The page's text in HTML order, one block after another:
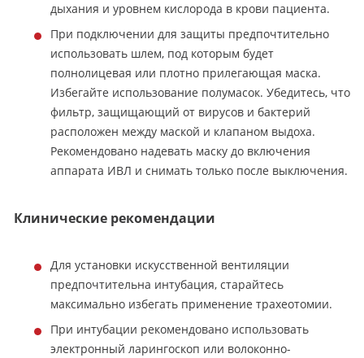
дыхания и уровнем кислорода в крови пациента.
При подключении для защиты предпочтительно
использовать шлем, под которым будет
полнолицевая или плотно прилегающая маска.
Избегайте использование полумасок. Убедитесь, что
фильтр, защищающий от вирусов и бактерий
расположен между маской и клапаном выдоха.
Рекомендовано надевать маску до включения
аппарата ИВЛ и снимать только после выключения.
Клинические рекомендации
Для установки искусственной вентиляции
предпочтительна интубация, старайтесь
максимально избегать применение трахеотомии.
При интубации рекомендовано использовать
электронный ларингоскоп или волоконно-